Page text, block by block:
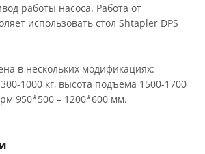
работы насоса. Работа от
использовать стол Shtapler DPS
в нескольких модификациях:
1000 кг, высота подъема 1500-1700
950*500 – 1200*600 мм.